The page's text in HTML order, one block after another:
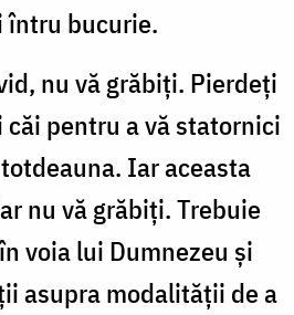
întru bucurie.
nu vă grăbiţi. Pierdeţi
pentru a vă statornici
Iar aceasta
nu vă grăbiţi. Trebuie
voia lui Dumnezeu şi
asupra modalităţii de a